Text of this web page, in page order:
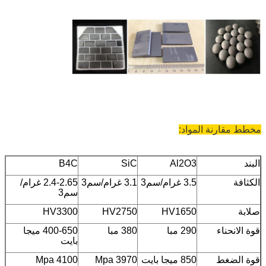
مخطط مقارنة المواد:
البند Al2O3
SiC
B4C
الكثافة
3.5 غرام/سم3 3.1 غرام/سم3
2.4-2.65 غرام/
سم3
صلابة
HV1650
HV2750
HV3300
قوة الانحناء
290 مبا 380 مبا
400-650 ميجا
بايت
قوة الضغط
850 ميجا بايت 3970 Mpa
4100 Mpa